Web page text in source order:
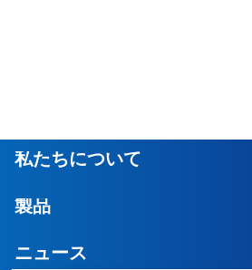
私たちについて
製品
ニュース